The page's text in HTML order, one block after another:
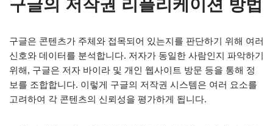
구글의 저작권 리플리케이션 방법
구글은 콘텐츠가 주체와 접목되어 있는지를 판단하기 위해 여러
신호와 데이터를 분석합니다. 저자가 동일한 사람인지 파악하기
위해, 구글은 저자 바이라 및 개인 웹사이트 방문 등을 통해 정
보를 조합합니다. 이렇게 구글의 저작권 시스템은 여러 요소를
고려하여 각 콘텐츠의 신뢰성을 평가하게 됩니다.